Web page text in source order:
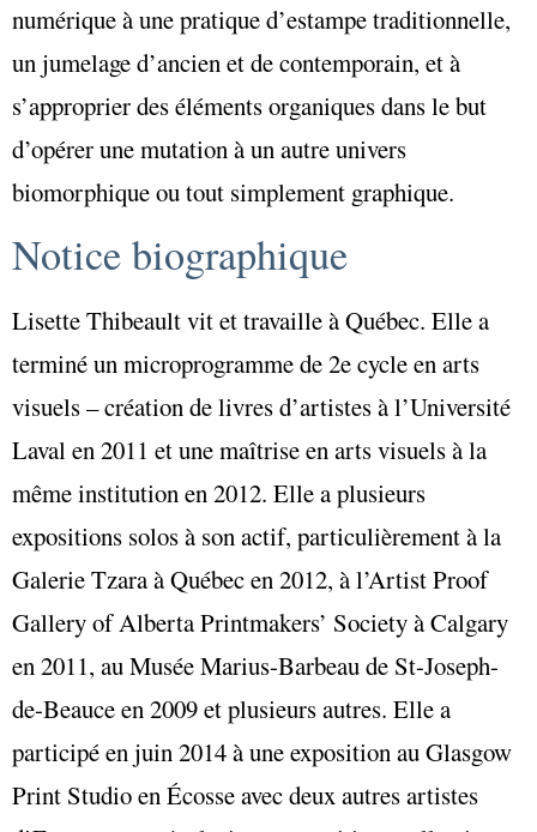
numérique à une pratique d’estampe traditionnelle,
un jumelage d’ancien et de contemporain, et à
s’approprier des éléments organiques dans le but
d’opérer une mutation à un autre univers
biomorphique ou tout simplement graphique.
Notice biographique
Lisette Thibeault vit et travaille à Québec. Elle a
terminé un microprogramme de 2e cycle en arts
visuels – création de livres d’artistes à l’Université
Laval en 2011 et une maîtrise en arts visuels à la
même institution en 2012. Elle a plusieurs
expositions solos à son actif, particulièrement à la
Galerie Tzara à Québec en 2012, à l’Artist Proof
Gallery of Alberta Printmakers’ Society à Calgary
en 2011, au Musée Marius-Barbeau de St-Joseph-
de-Beauce en 2009 et plusieurs autres. Elle a
participé en juin 2014 à une exposition au Glasgow
Print Studio en Écosse avec deux autres artistes